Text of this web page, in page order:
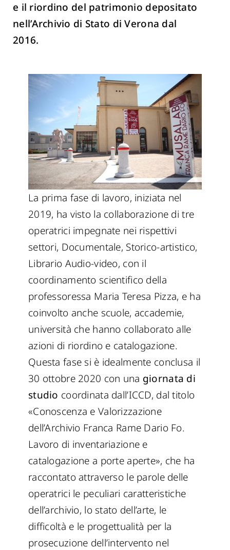
e il riordino del patrimonio depositato
nell’Archivio di Stato di Verona dal
2016.
La prima fase di lavoro, iniziata nel
2019, ha visto la collaborazione di tre
operatrici impegnate nei rispettivi
settori, Documentale, Storico-artistico,
Librario Audio-video, con il
coordinamento scientifico della
professoressa Maria Teresa Pizza, e ha
coinvolto anche scuole, accademie,
università che hanno collaborato alle
azioni di riordino e catalogazione.
Questa fase si è idealmente conclusa il
30 ottobre 2020 con una giornata di
studio coordinata dall’ICCD, dal titolo
«Conoscenza e Valorizzazione
dell’Archivio Franca Rame Dario Fo.
Lavoro di inventariazione e
catalogazione a porte aperte», che ha
raccontato attraverso le parole delle
operatrici le peculiari caratteristiche
dell’archivio, lo stato dell’arte, le
difficoltà e le progettualità per la
prosecuzione dell’intervento nel